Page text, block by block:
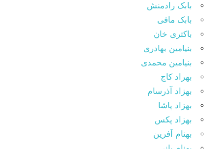
بابک رادمنش
بابک مافی
باکتری خان
بنیامین بهادری
بنیامین محمدی
بهراد کاج
بهزاد آذرسام
بهزاد پاشا
بهزاد پکس
بهنام آفرین